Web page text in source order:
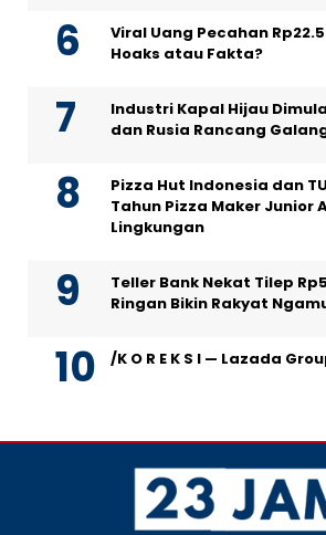
Viral Uang Pecahan
Hoaks atau Fakta?
Industri Kapal Hijau
dan Rusia Rancang
Pizza Hut Indonesia dan
Tahun Pizza Maker Junior
Lingkungan
Teller Bank Nekat Tilep
Ringan Bikin Rakyat
/K O R E K S I — Lazada